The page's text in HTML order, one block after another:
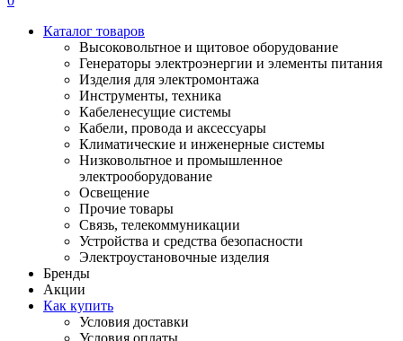
Каталог товаров
Высоковольтное и щитовое оборудование
Генераторы электроэнергии и элементы питания
Изделия для электромонтажа
Инструменты, техника
Кабеленесущие системы
Кабели, провода и аксессуары
Климатические и инженерные системы
Низковольтное и промышленное
электрооборудование
Освещение
Прочие товары
Связь, телекоммуникации
Устройства и средства безопасности
Электроустановочные изделия
Бренды
Акции
Как купить
Условия доставки
Условия оплаты